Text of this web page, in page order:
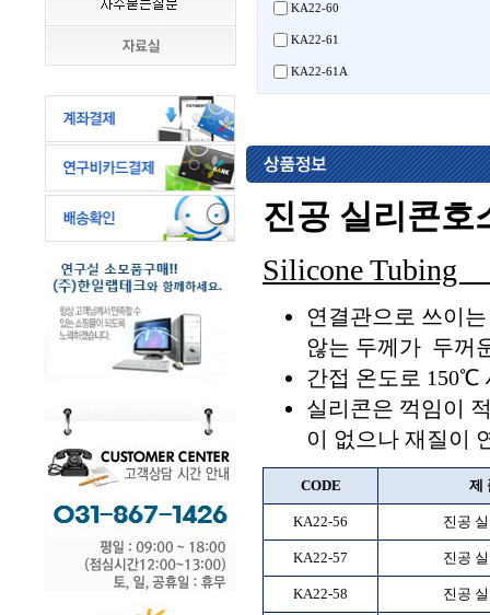
KA22-60
KA22-61
KA22-61A
진공 실리콘호
연결관으로 쓰이
않는 두께가 두꺼
간접 온도로 150℃
실리콘은 꺽임이
이 없으나 재질이
CODE 제
KA22-56 진공
KA22-57 진공
KA22-58 진공